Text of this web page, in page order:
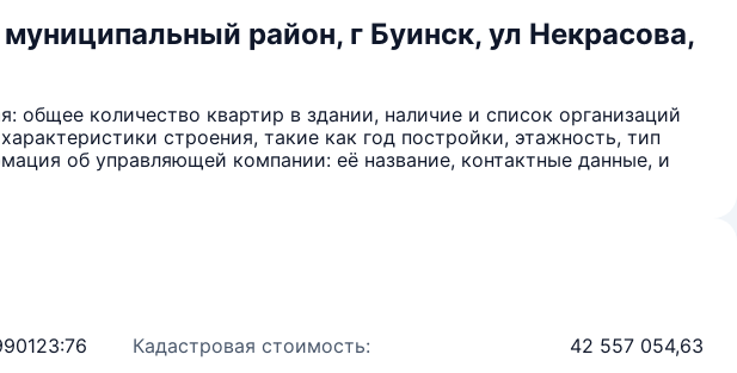
район, г Буинск, ул Некрасова,
количество квартир в здании, наличие и список организаций
строения, такие как год постройки, этажность, тип
об управляющей компании: её название, контактные данные, и
Кадастровая стоимость: 42 557 054,63